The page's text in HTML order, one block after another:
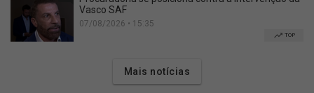
Vasco SAF
07/08/2026 • 15:35
TOP
Mais notícias